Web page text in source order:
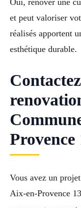
et peut valoriser
réalisés apportent
esthétique durable.
Provence
Vous avez un
Aix-en-Provence